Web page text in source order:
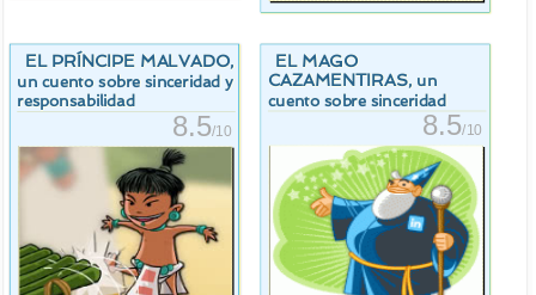
EL PRÍNCIPE MALVADO,
un cuento sobre sinceridad y
responsabilidad
8.5/10
EL MAGO
CAZAMENTIRAS, un
cuento sobre sinceridad
8.5/10